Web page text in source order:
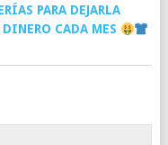
PARA DEJARLA
CADA MES